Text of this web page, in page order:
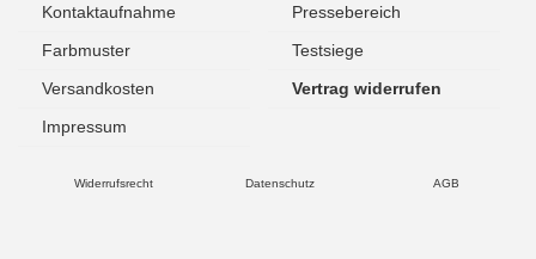
Kontaktaufnahme
Pressebereich
Farbmuster
Testsiege
Versandkosten
Vertrag widerrufen
Impressum
Widerrufsrecht Datenschutz AGB